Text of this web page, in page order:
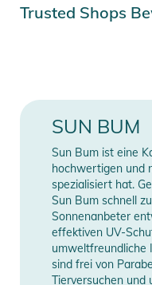
Erscheinungsjahr
Style
Manufacturer
Information
Trusted Shops
SUN BUM
Sun Bum ist eine
hochwertigen und
spezialisiert hat.
Sun Bum schnell
Sonnenanbeter
effektiven UV-
umweltfreundliche
sind frei von
Tierversuchen und